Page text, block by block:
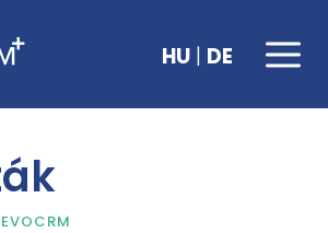
HU | DE
EVOCRM